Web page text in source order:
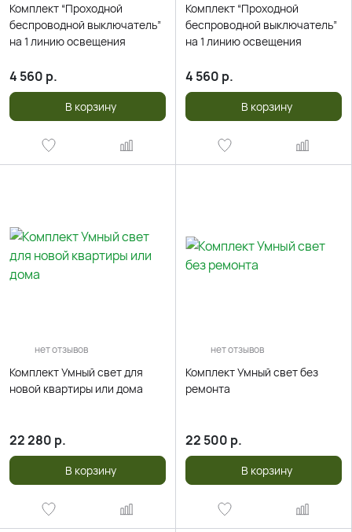
Комплект “Проходной
беспроводной выключатель”
на 1 линию освещения
4 560 р.
В корзину
Комплект “Проходной
беспроводной выключатель”
на 1 линию освещения
4 560 р.
В корзину
нет отзывов
Комплект Умный свет для
новой квартиры или дома
22 280 р.
В корзину
нет отзывов
Комплект Умный свет без
ремонта
22 500 р.
В корзину